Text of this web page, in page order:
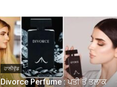
ਹਾਲੀਵੁੱਡ
Divorce Perfume : ਪਤੀ ਤੋਂ ਤਲਾਕ